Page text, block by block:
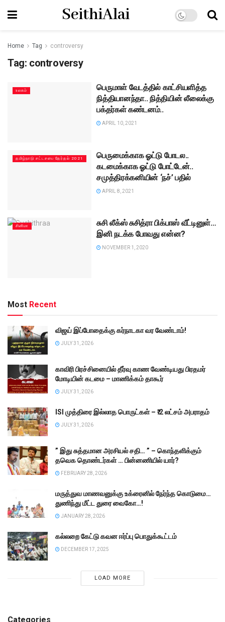
SeithiAlai
Home Tag controversy
Tag: controversy
உலகம்
பெருமாள் வேடத்தில் காட்சியளித்த
நித்தியானந்தா.. நித்தியின் லீலைக்கு
பக்தர்கள் கண்டனம்..
APRIL 10, 2021
தமிழ்நாடு சட்டசபை தேர்தல் 2021
பெருமைக்காக ஓட்டு போடல..
கடமைக்காக ஓட்டு போட்டேன்..
சமுத்திரக்கனியின் ‘நச்’ பதில்
APRIL 8, 2021
சினிமா
சுசி லீக்ஸ் சுசித்ரா பிக்பாஸ் வீட்டினுள்…
இனி நடக்க போவது என்ன?
NOVEMBER 1, 2020
Most Recent
விஜய் இப்போதைக்கு கர்நாடகா வர வேண்டாம்!
JULY 31, 2026
காவிரி பிரச்சினையில் தீர்வு காண வேண்டியது பிரதமர்
மோடியின் கடமை – மாணிக்கம் தாகூர்
JULY 31, 2026
ISI முத்திரை இல்லாத பொருட்கள் – ₹.2 லட்சம் அபராதம்
JULY 31, 2026
” இது சுத்தமான அரசியல் சதி… ” – கொந்தளிக்கும்
தவெக தொண்டர்கள் … பின்னணியில் யார்?
FEBRUARY 28, 2026
மருத்துவ மாணவனுக்கு உக்ரைனில் நேர்ந்த கொடுமை…
துணிந்து மீட்ட துரை வைகோ…!
JANUARY 28, 2026
கல்லறை கேட்டு கவன ஈர்ப்பு பொதுக்கூட்டம்
DECEMBER 17, 2025
LOAD MORE
Categories